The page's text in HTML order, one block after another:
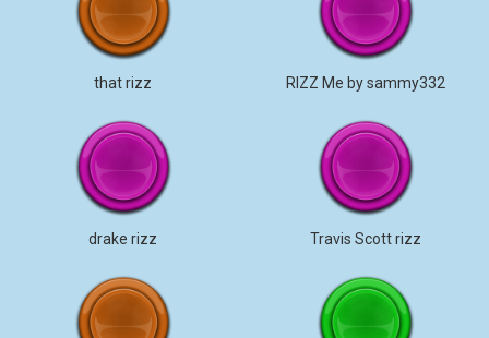
that rizz RIZZ Me by sammy332
drake rizz Travis Scott rizz